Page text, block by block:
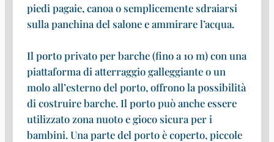
piedi pagaie, canoa o semplicemente sdraiarsi
sulla panchina del salone e ammirare l’acqua.
Il porto privato per barche (fino a 10 m) con una
piattaforma di atterraggio galleggiante o un
molo all’esterno del porto, offrono la possibilità
di costruire barche. Il porto può anche essere
utilizzato zona nuoto e gioco sicura per i
bambini. Una parte del porto è coperto, piccole